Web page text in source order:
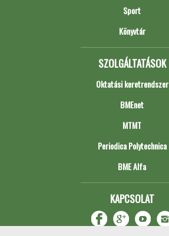
Sport
Könyvtár
SZOLGÁLTATÁSOK
Oktatási keretrendszer
BMEnet
MTMT
Periodica Polytechnica
BME Alfa
KAPCSOLAT